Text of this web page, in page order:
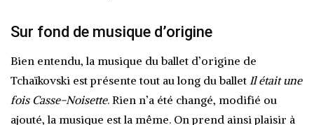
Sur fond de musique d’origine
Bien entendu, la musique du ballet d’origine de
Tchaïkovski est présente tout au long du ballet Il était une
fois Casse-Noisette. Rien n’a été changé, modifié ou
ajouté, la musique est la même. On prend ainsi plaisir à